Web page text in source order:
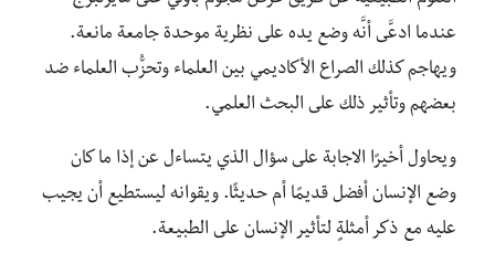
عندما ادعَّى أنَّه وضع يده على نظرية موحدة جامعة مانعة.
ويهاجم كذلك الصراع الأكاديمي بين العلماء وتحزُّب العلماء ضد
بعضهم وتأثير ذلك على البحث العلمي.
ويحاول أخيرًا الاجابة على سؤال الذي يتساءل عن إذا ما كان
وضع الإنسان أفضل قديمًا أم حديثًا. ويقوانه ليستطيع أن يجيب
عليه مع ذكر أمثلةٍ لتأثير الإنسان على الطبيعة.